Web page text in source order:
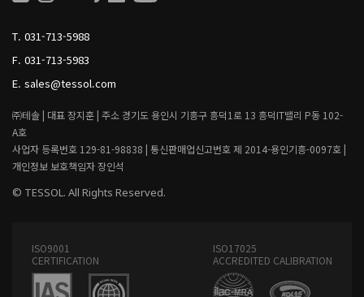
T. 031-713-5988
F. 031-713-5983
E. sales@tessol.com
㈜테솔 | 대표 장지훈 | 주소 경기도 용인시 기흥구 흥덕1로 13 흥덕IT밸리 P동 102-
A호
사업자 등록번호 129-81-98838 | 통신판매업신고번호 제 2014-용인기흥-0097호 |
개인정보 보호책임자 장인석
© TESSOL. All Rights Reserved.
ISO9001
CERTIFICATION
ISO17025
ACCREDITED CALIBRATION